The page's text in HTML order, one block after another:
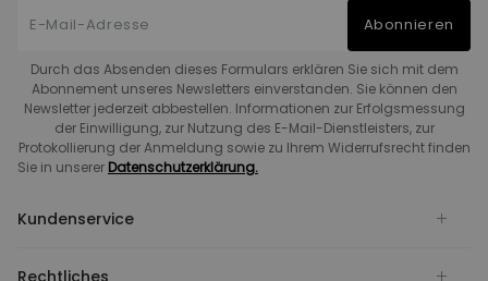
Abonnieren
Durch das Absenden dieses Formulars erklären Sie sich mit dem
Abonnement unseres Newsletters einverstanden. Sie können den
Newsletter jederzeit abbestellen. Informationen zur Erfolgsmessung
der Einwilligung, zur Nutzung des E-Mail-Dienstleisters, zur
Protokollierung der Anmeldung sowie zu Ihrem Widerrufsrecht finden
Sie in unserer Datenschutzerklärung.
Kundenservice
Rechtliches